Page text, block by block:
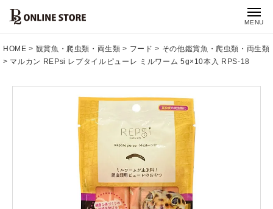
MENU
HOME 観賞魚・爬虫類・両生類 フード
その他鑑賞魚・爬虫類・両生類
マルカン REPsi レプタイルピューレ ミルワーム 5g×10本入 RPS-18